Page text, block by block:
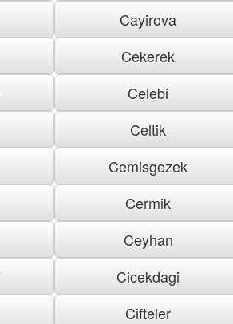
Cayirova
Cekerek
Celebi
Celtik
Cemisgezek
Cermik
Ceyhan
Cicekdagi
Cifteler